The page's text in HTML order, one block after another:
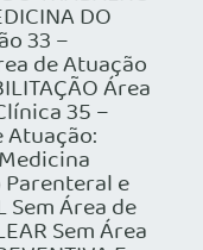
DO
33 –
de Atuação
Área
35 –
Atuação:
e
Sem Área de
Sem Área